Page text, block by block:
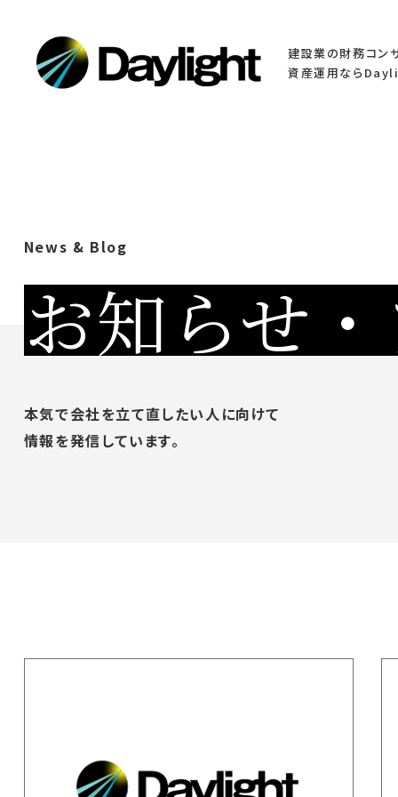
建設業の財務コン
資産運用なら
News & Blog
お知らせ
本気で会社を立て直したい人に向けて
情報を発信しています。